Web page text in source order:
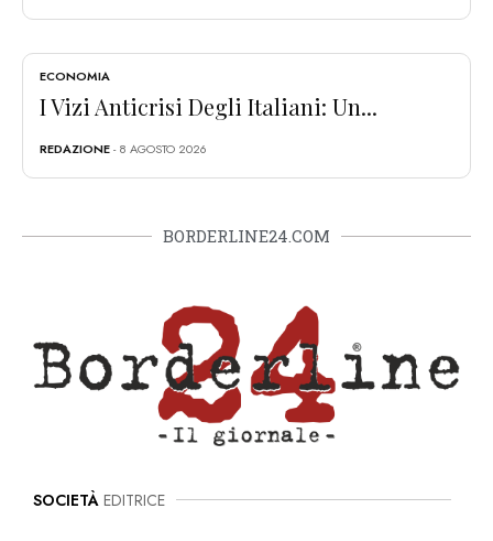
ECONOMIA
I Vizi Anticrisi Degli Italiani: Un...
REDAZIONE- 8 AGOSTO 2026
BORDERLINE24.COM
SOCIETÀ EDITRICE